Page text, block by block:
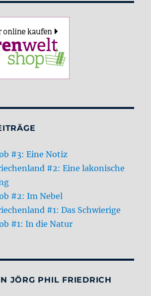
#3: Eine Notiz
#2: Eine lakonische
#2: Im Nebel
#1: Das Schwierige
#1: In die Natur
JÖRG PHIL FRIEDRICH